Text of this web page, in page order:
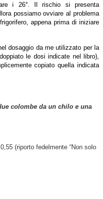
i 26°. Il rischio si presenta
possiamo ovviare al problema
appena prima di iniziare
dosaggio da me utilizzato per la
le dosi indicate nel libro),
copiato quella indicata
colombe da un chilo e una
(riporto fedelmente “Non solo